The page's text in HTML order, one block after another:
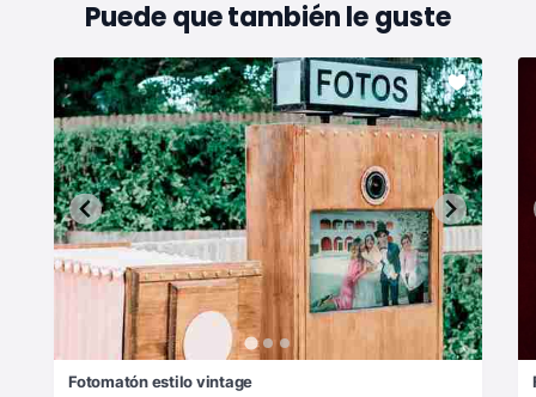
Puede que también le guste
Fotomatón estilo vintage